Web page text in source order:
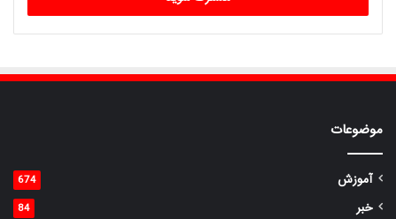
وارد
کنید
موضوعات
آموزش 674
خبر 84